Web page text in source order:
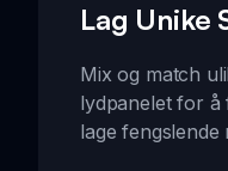
Lag Unike
Mix og match
lydpanelet for å
lage